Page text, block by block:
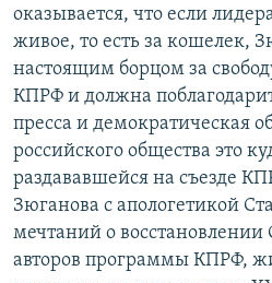
оказывается, что если
живое, то есть за кошелек,
настоящим борцом за
КПРФ и должна
пресса и демократическая
российского общества это
раздававшейся на съезде
Зюганова с апологетикой
мечтаний о восстановлении
авторов программы КПРФ,